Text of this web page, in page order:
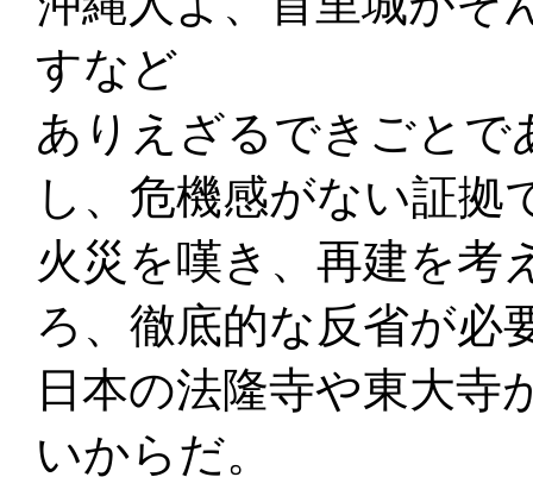
すなど
ありえざるできごとで
し、危機感がない証拠
火災を嘆き、再建を考
ろ、徹底的な反省が必
日本の法隆寺や東大寺
いからだ。